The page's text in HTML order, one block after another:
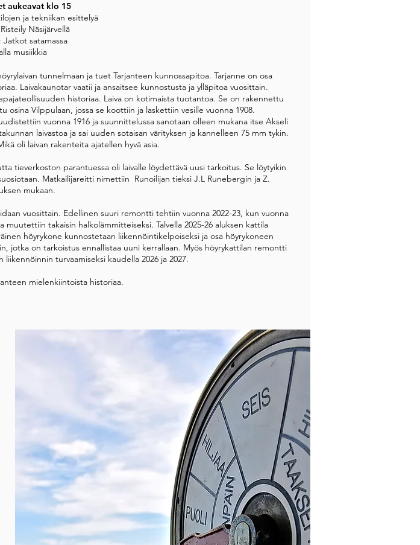
maailman vanhin edelleen liikenteessä oleva alkuperäistä reittiä kulkeva
kuuluisan höyrypillin vihellyksen ja nauttimaan ravintolan antimista
ravintolassa.
kattila uusittiin alkuperäiseen muotoonsa, jolloin öljypolttimet ja -tankit
uuni- ja vetoluukut sekä arinat.
ja historialliselle laivalle hyvin sopivina halkopinoina päätesatamissa.
merkkitapaus. Päätös polttopuun käyttämisestä vei Tarjannetta taas yhden
tulevaisuuteen uusiutuvaan polttoaineeseen siirtymisessä.
ajanmies.fi -sivustolla
aukeavat klo 15
ja tekniikan esittelyä
Näsijärvellä
Jatkot satamassa
musiikkia
tunnelmaan ja tuet Tarjanteen kunnossapitoa. Tarjanne on osa
Laivakaunotar vaatii ja ansaitsee kunnostusta ja ylläpitoa vuosittain.
historiaa. Laiva on kotimaista tuotantoa. Se on rakennettu
osina Vilppulaan, jossa se koottiin ja laskettiin vesille vuonna 1908.
vuonna 1916 ja suunnittelussa sanotaan olleen mukana itse Akseli
laivastoa ja sai uuden sotaisan värityksen ja kannelleen 75 mm tykin.
oli laivan rakenteita ajatellen hyvä asia.
tieverkoston parantuessa oli laivalle löydettävä uusi tarkoitus. Se löytyikin
Matkailijareitti nimettiin Runoilijan tieksi J.L Runebergin ja Z.
mukaan.
vuosittain. Edellinen suuri remontti tehtiin vuonna 2022-23, kun vuonna
takaisin halkolämmitteiseksi. Talvella 2025-26 aluksen kattila
höyrykone kunnostetaan liikennöintikelpoiseksi ja osa höyrykoneen
jotka on tarkoistus ennallistaa uuni kerrallaan. Myös höyrykattilan remontti
turvaamiseksi kaudella 2026 ja 2027.
mielenkiintoista historiaa.